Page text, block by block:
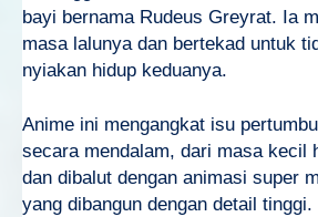
bayi bernama Rudeus Greyrat. Ia
masa lalunya dan bertekad untuk
nyiakan hidup keduanya.
Anime ini mengangkat isu
secara mendalam, dari masa kecil
dan dibalut dengan animasi super
yang dibangun dengan detail tinggi.